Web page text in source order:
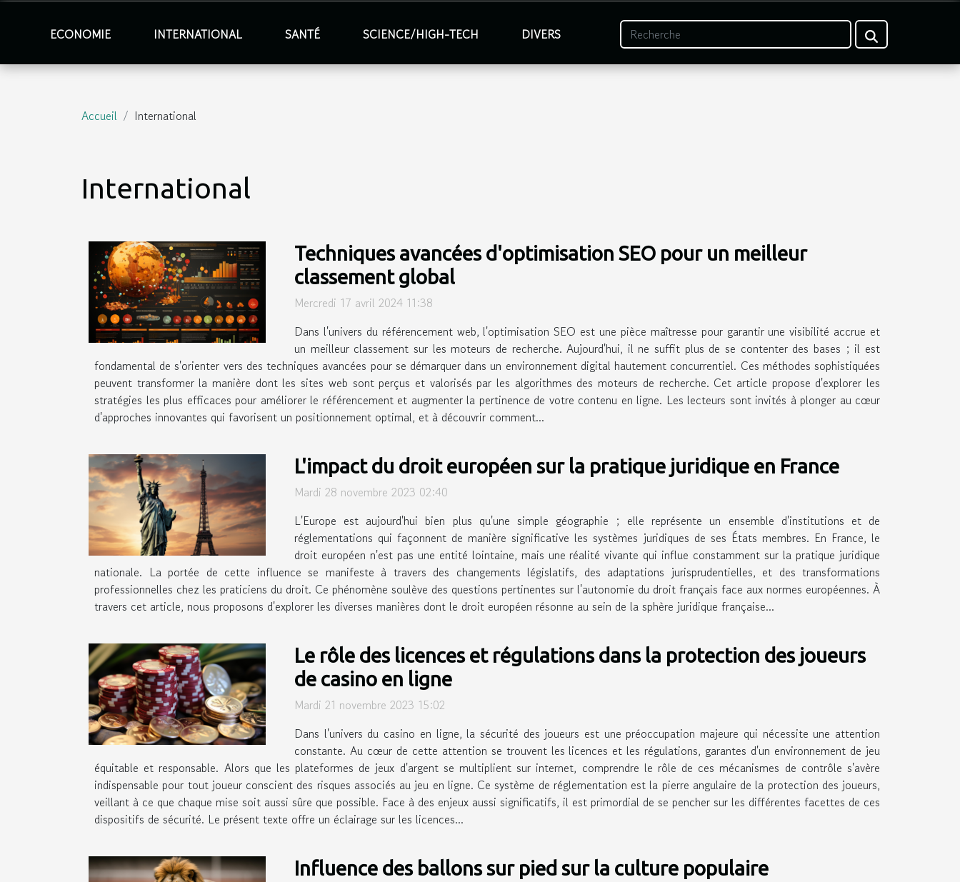
ECONOMIE INTERNATIONAL SANTÉ SCIENCE/HIGH-TECH DIVERS
Accueil International
International
Techniques avancées d'optimisation SEO pour un meilleur
classement global
Mercredi 17 avril 2024 11:38
Dans l'univers du référencement web, l'optimisation SEO est une pièce maîtresse pour garantir une visibilité accrue et
un meilleur classement sur les moteurs de recherche. Aujourd'hui, il ne suffit plus de se contenter des bases ; il est
fondamental de s'orienter vers des techniques avancées pour se démarquer dans un environnement digital hautement concurrentiel. Ces méthodes sophistiquées
peuvent transformer la manière dont les sites web sont perçus et valorisés par les algorithmes des moteurs de recherche. Cet article propose d'explorer les
stratégies les plus efficaces pour améliorer le référencement et augmenter la pertinence de votre contenu en ligne. Les lecteurs sont invités à plonger au cœur
d'approches innovantes qui favorisent un positionnement optimal, et à découvrir comment...
L'impact du droit européen sur la pratique juridique en France
Mardi 28 novembre 2023 02:40
L'Europe est aujourd'hui bien plus qu'une simple géographie ; elle représente un ensemble d'institutions et de
réglementations qui façonnent de manière significative les systèmes juridiques de ses États membres. En France, le
droit européen n'est pas une entité lointaine, mais une réalité vivante qui influe constamment sur la pratique juridique
nationale. La portée de cette influence se manifeste à travers des changements législatifs, des adaptations jurisprudentielles, et des transformations
professionnelles chez les praticiens du droit. Ce phénomène soulève des questions pertinentes sur l'autonomie du droit français face aux normes européennes. À
travers cet article, nous proposons d'explorer les diverses manières dont le droit européen résonne au sein de la sphère juridique française...
Le rôle des licences et régulations dans la protection des joueurs
de casino en ligne
Mardi 21 novembre 2023 15:02
Dans l'univers du casino en ligne, la sécurité des joueurs est une préoccupation majeure qui nécessite une attention
constante. Au cœur de cette attention se trouvent les licences et les régulations, garantes d'un environnement de jeu
équitable et responsable. Alors que les plateformes de jeux d'argent se multiplient sur internet, comprendre le rôle de ces mécanismes de contrôle s'avère
indispensable pour tout joueur conscient des risques associés au jeu en ligne. Ce système de réglementation est la pierre angulaire de la protection des joueurs,
veillant à ce que chaque mise soit aussi sûre que possible. Face à des enjeux aussi significatifs, il est primordial de se pencher sur les différentes facettes de ces
dispositifs de sécurité. Le présent texte offre un éclairage sur les licences...
Influence des ballons sur pied sur la culture populaire